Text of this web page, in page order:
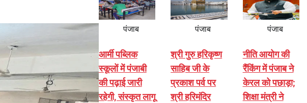
पंजाब
आर्मी पब्लिक
स्कूलों में पंजाबी
की पढ़ाई जारी
रहेगी, संस्कृत लागू
पंजाब
श्री गुरु हरिकृष्ण
साहिब जी के
प्रकाश पर्व पर
श्री हरिमंदिर
पंजाब
नीति आयोग की
रैंकिंग में पंजाब ने
केरल को पछाड़ा;
शिक्षा मंत्री ने